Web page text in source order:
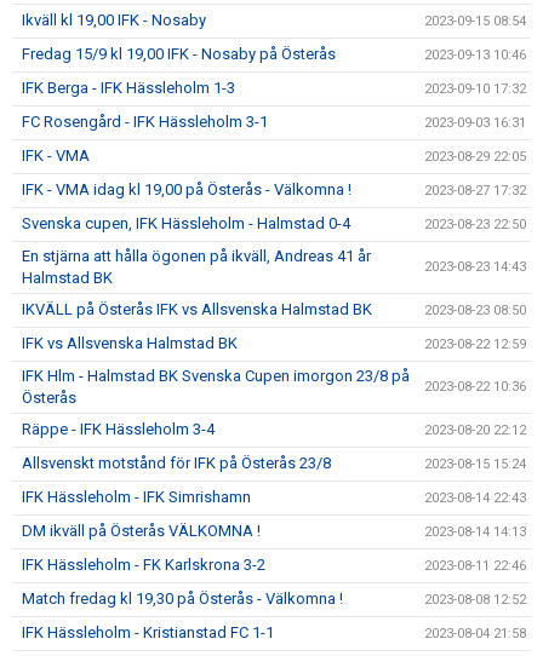
Ikväll kl 19,00 IFK - Nosaby 2023-09-15 08:54
Fredag 15/9 kl 19,00 IFK - Nosaby på Österås 2023-09-13 10:46
IFK Berga - IFK Hässleholm 1-3 2023-09-10 17:32
FC Rosengård - IFK Hässleholm 3-1 2023-09-03 16:31
IFK - VMA 2023-08-29 22:05
IFK - VMA idag kl 19,00 på Österås - Välkomna ! 2023-08-27 17:32
Svenska cupen, IFK Hässleholm - Halmstad 0-4 2023-08-23 22:50
En stjärna att hålla ögonen på ikväll, Andreas 41 år
Halmstad BK
2023-08-23 14:43
IKVÄLL på Österås IFK vs Allsvenska Halmstad BK 2023-08-23 08:50
IFK vs Allsvenska Halmstad BK 2023-08-22 12:59
IFK Hlm - Halmstad BK Svenska Cupen imorgon 23/8 på
Österås
2023-08-22 10:36
Räppe - IFK Hässleholm 3-4 2023-08-20 22:12
Allsvenskt motstånd för IFK på Österås 23/8 2023-08-15 15:24
IFK Hässleholm - IFK Simrishamn 2023-08-14 22:43
DM ikväll på Österås VÄLKOMNA ! 2023-08-14 14:13
IFK Hässleholm - FK Karlskrona 3-2 2023-08-11 22:46
Match fredag kl 19,30 på Österås - Välkomna ! 2023-08-08 12:52
IFK Hässleholm - Kristianstad FC 1-1 2023-08-04 21:58